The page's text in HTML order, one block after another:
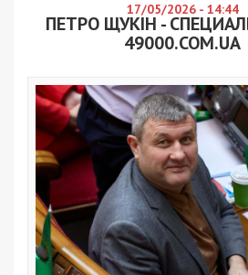
17/05/2026 - 14:44
ПЕТРО ЩУКІН -
49000.COM.UA